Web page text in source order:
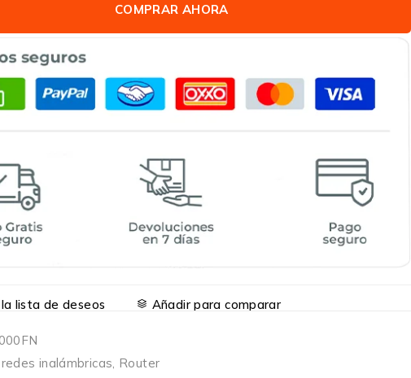
COMPRAR AHORA
lista de deseos Añadir para comparar
redes inalámbricas Router